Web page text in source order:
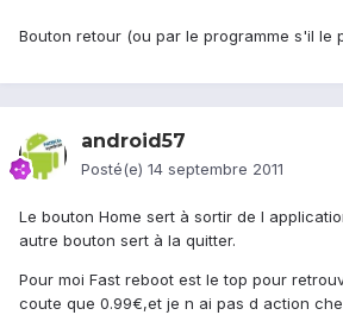
Bouton retour (ou par le programme s'il le
android57
Posté(e) 14 septembre 2011
Le bouton Home sert à sortir de l
autre bouton sert à la quitter.
Pour moi Fast reboot est le top pour
coute que 0.99€,et je n ai pas d action